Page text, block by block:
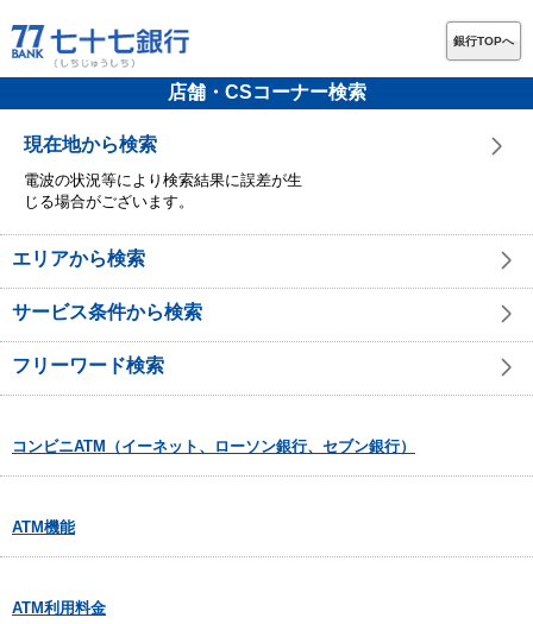
銀行TOPへ
店舗・CSコーナー検索
現在地から検索
電波の状況等により検索結果に誤差が生
じる場合がございます。
エリアから検索
サービス条件から検索
フリーワード検索
コンビニATM（イーネット、ローソン銀行、セブン銀行）
ATM機能
ATM利用料金